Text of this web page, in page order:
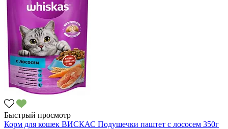
Быстрый просмотр
Корм для кошек ВИСКАС Подушечки паштет с лососем 350г